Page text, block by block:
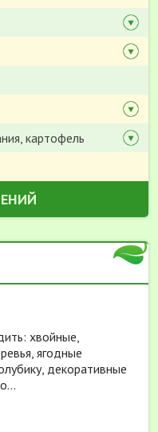
картофель
хвойные,
ягодные
декоративные